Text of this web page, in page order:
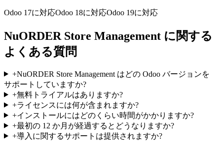
Odoo 17に対応Odoo 18に対応Odoo 19に対応
NuORDER Store Management に関する
よくある質問
+NuORDER Store Management はどの Odoo バージョンを
サポートしていますか?
+無料トライアルはありますか?
+ライセンスには何が含まれますか?
+インストールにはどのくらい時間がかかりますか?
+最初の 12 か月が経過するとどうなりますか?
+導入に関するサポートは提供されますか?